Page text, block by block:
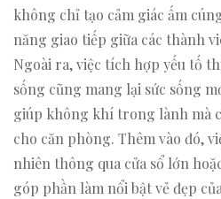
không chỉ tạo cảm giác ấm
năng giao tiếp giữa các thành
Ngoài ra, việc tích hợp yếu tố
sống cũng mang lại sức sống
giúp không khí trong lành mà
cho căn phòng. Thêm vào đó,
nhiên thông qua cửa sổ lớn
góp phần làm nổi bật vẻ đẹp